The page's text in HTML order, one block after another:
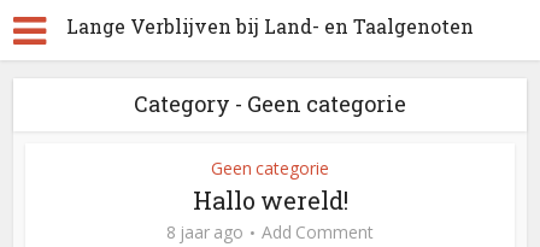
Lange Verblijven bij Land- en Taalgenoten
Category - Geen categorie
Geen categorie
Hallo wereld!
8 jaar ago Add Comment